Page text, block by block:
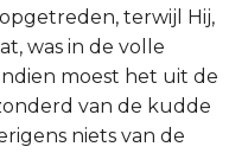
terwijl Hij,
was in de volle
moest het uit de
van de kudde
niets van de